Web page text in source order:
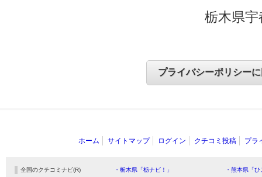
栃木県
ホーム サイトマップ ログイン クチコミ投稿 プラ
全国のクチコミナビ(R) ・栃木県「栃ナビ！」
・熊本県「